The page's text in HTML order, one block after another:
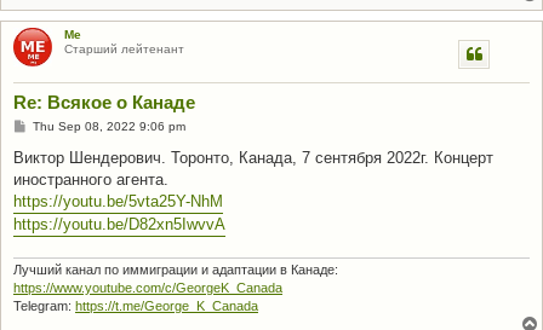
Me
Старший лейтенант
Re: Всякое о Канаде
P
s
Thu Sep 08, 2022 9:06 pm
Виктор Шендерович. Торонто, Канада, 7 сентября 2022г. Концерт
иностранного агента.
https://youtu.be/5vta25Y-NhM
https://youtu.be/D82xn5IwvvA
Лучший канал по иммиграции и адаптации в Канаде:
https://www.youtube.com/c/GeorgeK_Canada
Telegram: https://t.me/George_K_Canada